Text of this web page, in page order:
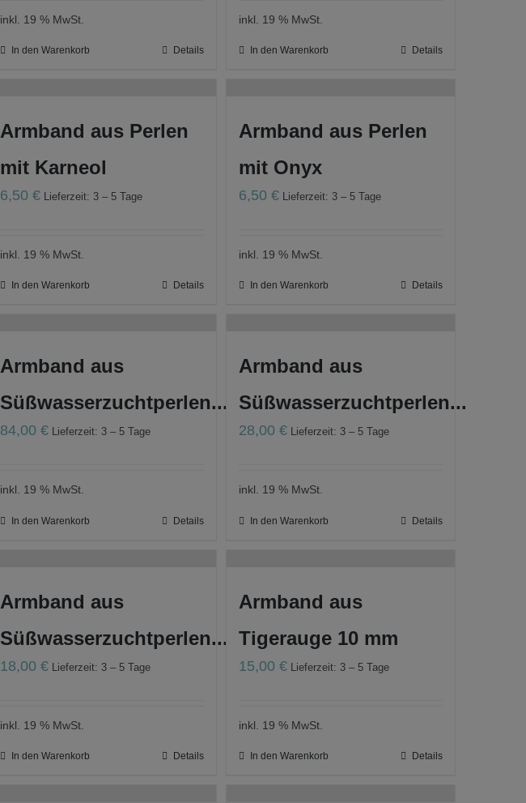
inkl. 19 % MwSt.
In den Warenkorb Details
inkl. 19 % MwSt.
In den Warenkorb Details
Armband aus Perlen
mit Karneol
6,50 € Lieferzeit: 3 – 5 Tage
inkl. 19 % MwSt.
In den Warenkorb Details
Armband aus Perlen
mit Onyx
6,50€ Lieferzeit: 3 – 5 Tage
inkl. 19 % MwSt.
In den Warenkorb Details
Armband aus
Süßwasserzuchtperlen...
84,00 € Lieferzeit: 3 – 5 Tage
inkl. 19 % MwSt.
In den Warenkorb Details
Armband aus
Süßwasserzuchtperlen...
28,00€ Lieferzeit: 3 – 5 Tage
inkl. 19 % MwSt.
In den Warenkorb Details
Armband aus
Süßwasserzuchtperlen...
18,00 € Lieferzeit: 3 – 5 Tage
inkl. 19 % MwSt.
In den Warenkorb Details
Armband aus
Tigerauge 10 mm
15,00€ Lieferzeit: 3 – 5 Tage
inkl. 19 % MwSt.
In den Warenkorb Details